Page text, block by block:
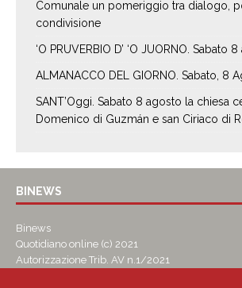
Comunale un pomeriggio tra dialogo,
condivisione
‘O PRUVERBIO D’ ‘O JUORNO. Sabato
ALMANACCO DEL GIORNO. Sabato, 8
SANT’Oggi. Sabato 8 agosto la chiesa
Domenico di Guzmán e san Ciriaco di
BINEWS
Binews
Quotidiano online (c) 2021
Autorizzazione Trib. AV n.1/2021